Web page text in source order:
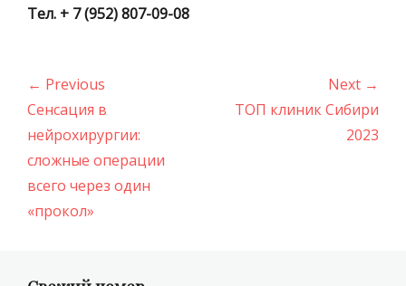
Тел. + 7 (952) 807-09-08
Навигация
по
записям
← Previous
Previous
post:
Сенсация в
нейрохирургии:
сложные операции
всего через один
«прокол»
Next →
ТОП клиник Сибири
2023